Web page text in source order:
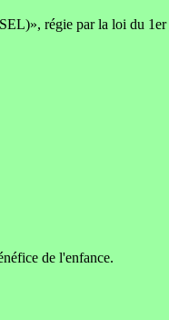
régie par la loi du
de l'enfance.